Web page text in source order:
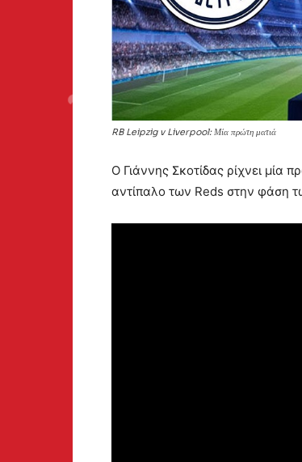
RB Leipzig v Liverpool: Μία πρώτη ματιά
Ο Γιάννης Σκοτίδας ρίχνει μία
αντίπαλο των Reds στην φάση